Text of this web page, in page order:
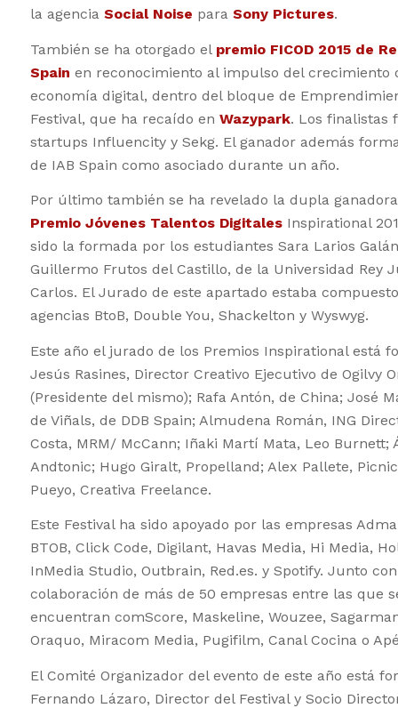
la agencia Social Noise para Sony Pictures.
También se ha otorgado el premio FICOD 2015 de
Spain en reconocimiento al impulso del crecimiento
economía digital, dentro del bloque de
Festival, que ha recaído en Wazypark. Los finalistas
startups Influencity y Sekg. El ganador además
de IAB Spain como asociado durante un año.
Por último también se ha revelado la dupla
Premio Jóvenes Talentos DigitalesInspirational
sido la formada por los estudiantes Sara Larios
Guillermo Frutos del Castillo, de la Universidad Rey
Carlos. El Jurado de este apartado estaba
agencias BtoB, Double You, Shackelton y Wyswyg.
Este año el jurado de los Premios Inspirational está
Jesús Rasines, Director Creativo Ejecutivo de Ogilvy
(Presidente del mismo); Rafa Antón, de China; José
de Viñals, de DDB Spain; Almudena Román, ING
Costa, MRM/ McCann; Iñaki Martí Mata, Leo Burnett;
Andtonic; Hugo Giralt, Propelland; Alex Pallete,
Pueyo, Creativa Freelance.
Este Festival ha sido apoyado por las empresas
BTOB, Click Code, Digilant, Havas Media, Hi Media,
InMedia Studio, Outbrain, Red.es. y Spotify. Junto
colaboración de más de 50 empresas entre las que
encuentran comScore, Maskeline, Wouzee,
Oraquo, Miracom Media, Pugifilm, Canal Cocina o
El Comité Organizador del evento de este año está
Fernando Lázaro, Director del Festival y Socio